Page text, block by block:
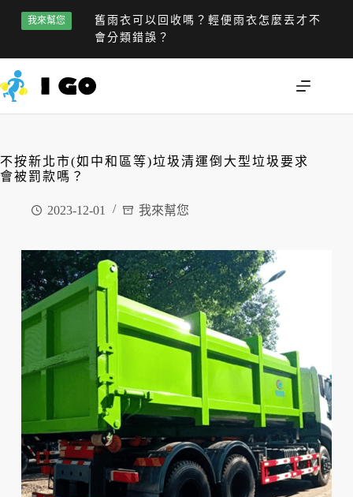
我來幫您
舊雨衣可以回收嗎？輕便雨衣怎麼丟才不
會分類錯誤？
不按新北市(如中和區等)垃圾清運倒大型垃圾要求
會被罰款嗎？
2023-12-01 我來幫您